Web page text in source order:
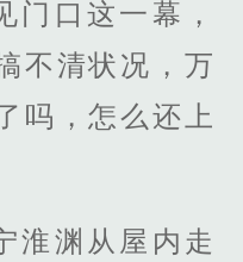
门口这一幕，
不清状况，万
吗，怎么还上
淮渊从屋内走